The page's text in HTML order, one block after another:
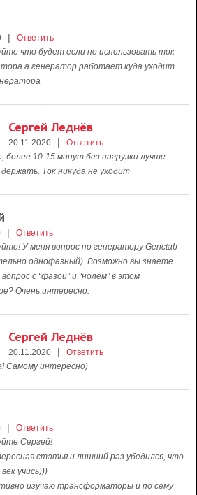
|
Ответить
что будет если не использовать ток
а генератор работает куда уходит
Сергей Леднёв
20.11.2020 |
Ответить
более 10-15 минут без нагрузки лучше
Ток никуда не уходит
|
Ответить
У меня вопрос по генератору Genctab
однофазный). Возможно вы знаете
с “фазой” и “нолём” в этом
Очень интересно.
Сергей Леднёв
20.11.2020 |
Ответить
Самому интересно)
|
Ответить
Сергей!
статья и лишний раз убедился, что
учись)))
изучаю трансформаторы и по сему